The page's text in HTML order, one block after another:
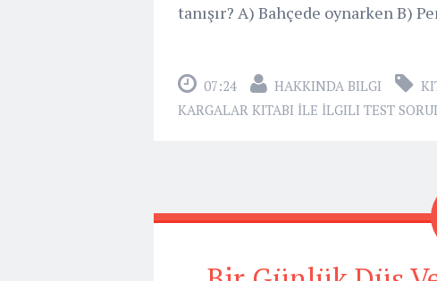
tanışır? A) Bahçede oynarken B)
07:24 HAKKINDA BILGI
KARGALAR KITABI İLE İLGILI TEST